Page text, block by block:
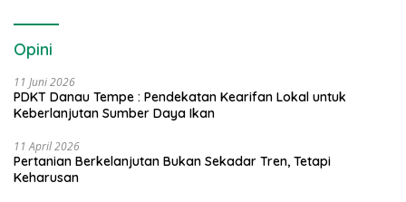
Opini
11 Juni 2026
PDKT Danau Tempe : Pendekatan Kearifan Lokal untuk
Keberlanjutan Sumber Daya Ikan
11 April 2026
Pertanian Berkelanjutan Bukan Sekadar Tren, Tetapi
Keharusan